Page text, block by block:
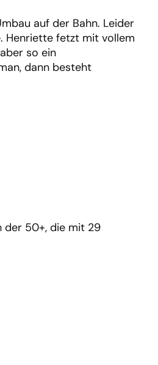
auf der Bahn. Leider
Henriette fetzt mit vollem
so ein
dann besteht
der 50+, die mit 29